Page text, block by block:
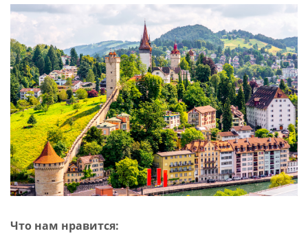
Что нам нравится: